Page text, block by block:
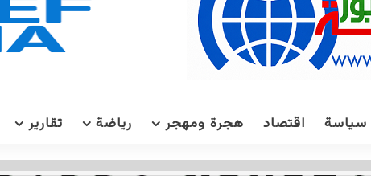
سياسة اقتصاد هجرة ومهجر رياضة تقارير